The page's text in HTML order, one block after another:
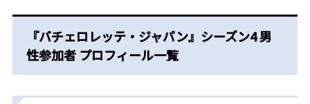
『バチェロレッテ・ジャパン』シーズン4 男
性参加者 プロフィール一覧